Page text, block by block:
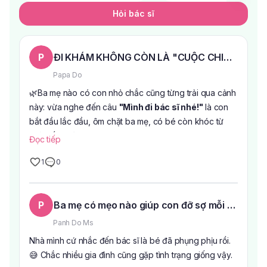
Hỏi bác sĩ
P ĐI KHÁM KHÔNG CÒN LÀ "CUỘC CHIẾN" VỚI
Papa Do
🌿Ba mẹ nào có con nhỏ chắc cũng từng trải qua cảnh
này: vừa nghe đến câu "Mình đi bác sĩ nhé!" là con
bắt đầu lắc đầu, ôm chặt ba mẹ, có bé còn khóc từ
nhà đến phòng khám.
Thực ra, nhiều khi điều khiến các con sợ không chỉ là
khi bước vào bệnh viện.
🍀Hiểu được tâm lý đó,
được thiết kế với nhiều hình ảnh ngộ nghĩnh, màu sắc
tươi sáng cùng khu vui chơi nhỏ để các bé có thêm
Đọc tiếp
1 0
P Ba mẹ có mẹo nào giúp con đỡ sợ mỗi lần đi
Panh Do Ms
Nhà mình cứ nhắc đến bác sĩ là bé đã phụng phịu rồi.
😅 Chắc nhiều gia đình cũng gặp tình trạng giống vậy.